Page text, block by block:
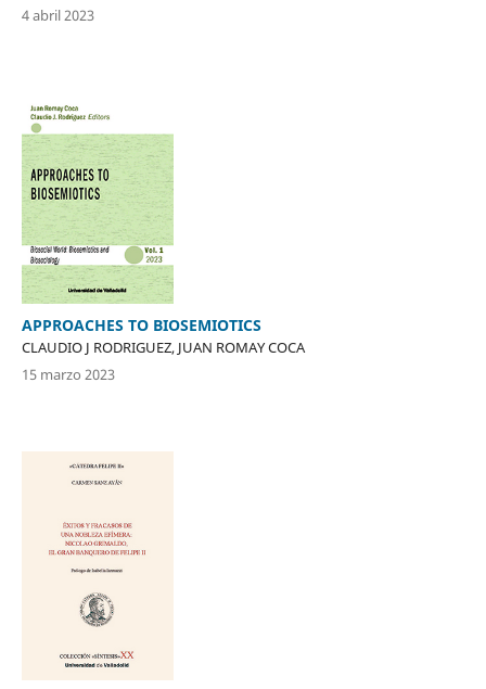
4 abril 2023
APPROACHES TO BIOSEMIOTICS
CLAUDIO J RODRIGUEZ, JUAN ROMAY COCA
15 marzo 2023